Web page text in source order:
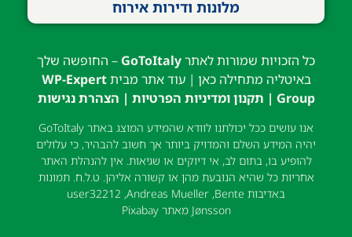
מלונות ודירות אירוח
כל הזכויות שמורות לאתרGoToItaly– החופשה שלך
באיטליה מתחילה כאן | עוד אתר מביתWP-Expert
Group
| תקנון ומדיניות הפרטיות | הצהרת נגישות
אנו עושים ככל יכולתנו לוודא שהמידע המוצג באתר GoToItaly
יהיה המידע השלם והמדויק ביותר אך חשוב להבהיר, כי עלולים
להופיע בו, בתום לב, אי דיוקים או שגיאות. אין להנהלת האתר
אחריות כל שהיא הנובעת מהן או קשורה אליהן. ט.ל.ח. תמונות
באדיבות
user32212 ,Andreas Mueller ,Bente
Jønsson מאתרPixabay